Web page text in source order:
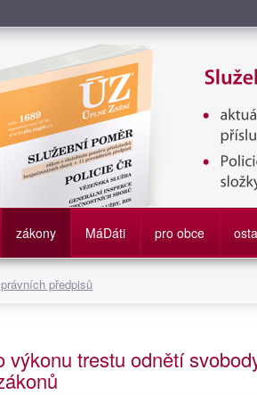
poměr příslušníků bezpečnostních
zákony MáDáti pro obce
předpisů
výkonu trestu odnětí